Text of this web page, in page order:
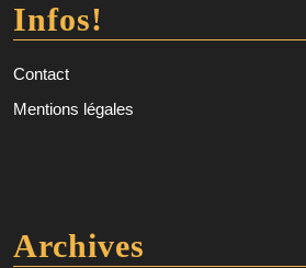
Infos!
Contact
Mentions légales
Archives